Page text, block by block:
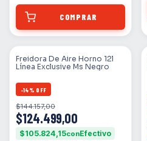
Freidora De Aire Horno 12l
Línea Exclusive Ms Negro
-14% OFF
$124.499,00
$144.157,00
$105.824,15con